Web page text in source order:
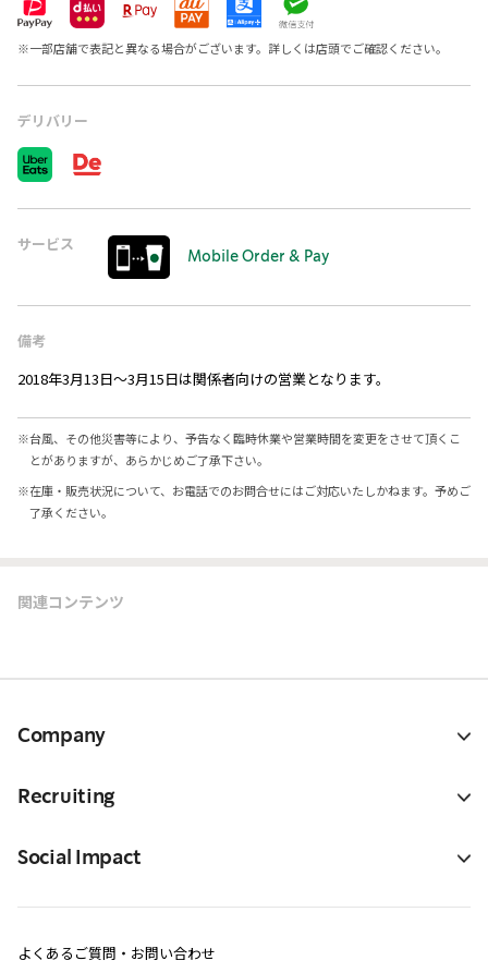
※一部店舗で表記と異なる場合がございます。詳しくは店頭でご確認ください。
デリバリー
サービス
Mobile Order & Pay
備考
2018年3月13日～3月15日は関係者向けの営業となります。
※台風、その他災害等により、予告なく臨時休業や営業時間を変更をさせて頂くこ
とがありますが、あらかじめご了承下さい。
※在庫・販売状況について、お電話でのお問合せにはご対応いたしかねます。予めご
了承ください。
関連コンテンツ
Company
Recruiting
Social Impact
よくあるご質問・お問い合わせ